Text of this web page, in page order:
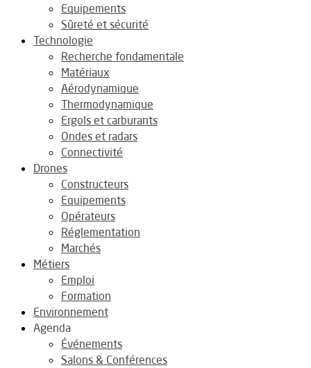
Equipements
Sûreté et sécurité
Technologie
Recherche fondamentale
Matériaux
Aérodynamique
Thermodynamique
Ergols et carburants
Ondes et radars
Connectivité
Drones
Constructeurs
Equipements
Opérateurs
Réglementation
Marchés
Métiers
Emploi
Formation
Environnement
Agenda
Événements
Salons & Conférences